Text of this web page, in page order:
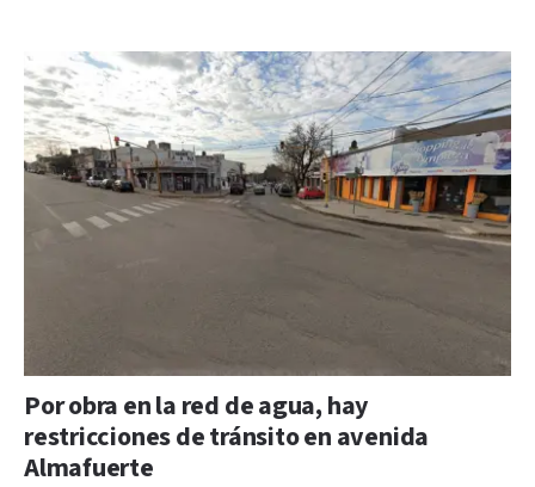
Por obra en la red de agua, hay
restricciones de tránsito en avenida
Almafuerte